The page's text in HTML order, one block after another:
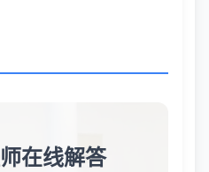
在线解答